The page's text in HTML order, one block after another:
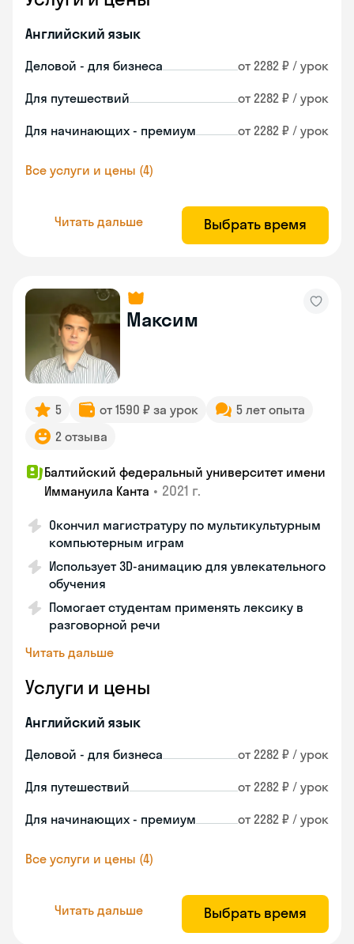
Английский язык
Деловой - для бизнеса от 2282 ₽ / урок
Для путешествий от 2282 ₽ / урок
Для начинающих - премиум от 2282 ₽ / урок
Все услуги и цены (4)
Читать дальше Выбрать время
Максим
5 от 1590 ₽ за урок
5 лет опыта
2 отзыва
Балтийский федеральный университет имени
Иммануила Канта • 2021 г.
Окончил магистратуру по мультикультурным
компьютерным играм
Использует 3D-анимацию для увлекательного
обучения
Помогает студентам применять лексику в
разговорной речи
Читать дальше
Услуги и цены
Английский язык
Деловой - для бизнеса от 2282 ₽ / урок
Для путешествий от 2282 ₽ / урок
Для начинающих - премиум от 2282 ₽ / урок
Все услуги и цены (4)
Читать дальше Выбрать время